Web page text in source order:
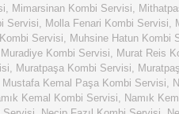
, Mimarsinan Kombi Servisi,
Servisi, Molla Fenari Kombi Servisi,
Servisi, Muhsine Hatun Kombi
Muradiye Kombi Servisi, Murat Reis
, Muratpaşa Kombi Servisi,
Mustafa Kemal Paşa Kombi Servisi,
Kemal Kombi Servisi, Namık